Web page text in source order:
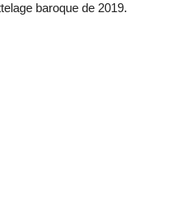
baroque de 2019.